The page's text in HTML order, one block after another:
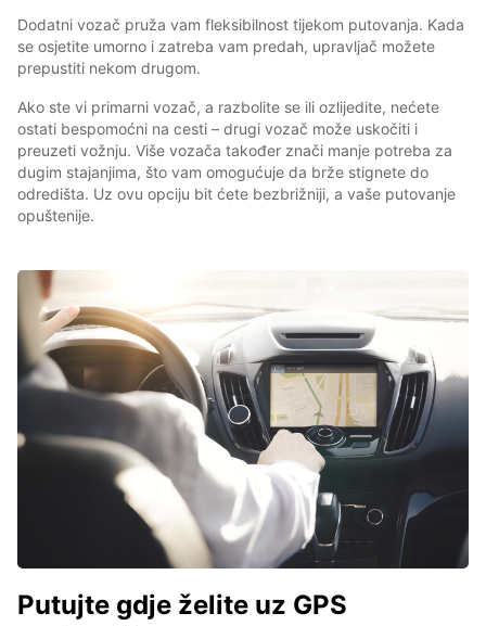
Dodatni vozač pruža vam fleksibilnost tijekom putovanja. Kada
se osjetite umorno i zatreba vam predah, upravljač možete
prepustiti nekom drugom.
Ako ste vi primarni vozač, a razbolite se ili ozlijedite, nećete
ostati bespomoćni na cesti – drugi vozač može uskočiti i
preuzeti vožnju. Više vozača također znači manje potreba za
dugim stajanjima, što vam omogućuje da brže stignete do
odredišta. Uz ovu opciju bit ćete bezbrižniji, a vaše putovanje
opuštenije.
Putujte gdje želite uz GPS